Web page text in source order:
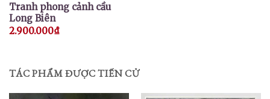
Tranh phong cảnh cầu
Long Biên
2.900.000₫
TÁC PHẨM ĐƯỢC TIẾN CỬ